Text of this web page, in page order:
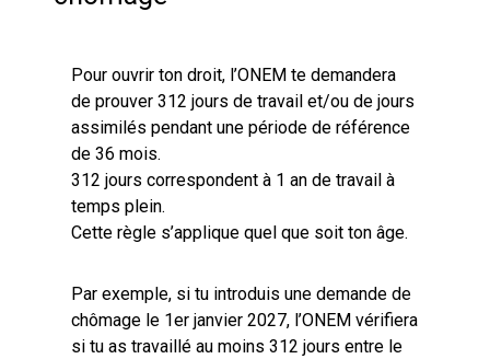
Pour ouvrir ton droit, l’ONEM te demandera
de prouver 312 jours de travail et/ou de jours
assimilés pendant une période de référence
de 36 mois.
312 jours correspondent à 1 an de travail à
temps plein.
Cette règle s’applique quel que soit ton âge.
Par exemple, si tu introduis une demande de
chômage le 1er janvier 2027, l’ONEM vérifiera
si tu as travaillé au moins 312 jours entre le